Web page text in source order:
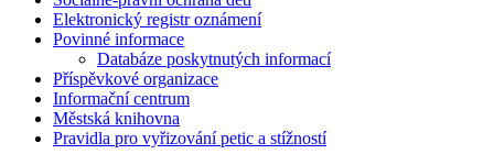
Elektronický registr oznámení
Povinné informace
Databáze poskytnutých informací
Příspěvkové organizace
Informační centrum
Městská knihovna
Pravidla pro vyřizování petic a stížností